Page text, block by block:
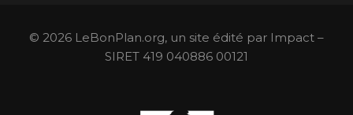
© 2026 LeBonPlan.org, un site édité par Impact –
SIRET 419 040886 00121